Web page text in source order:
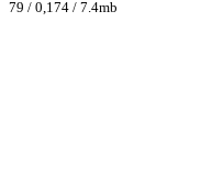
79 / 0,174 / 7.4mb